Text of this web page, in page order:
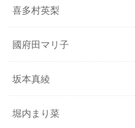
喜多村英梨
國府田マリ子
坂本真綾
堀内まり菜